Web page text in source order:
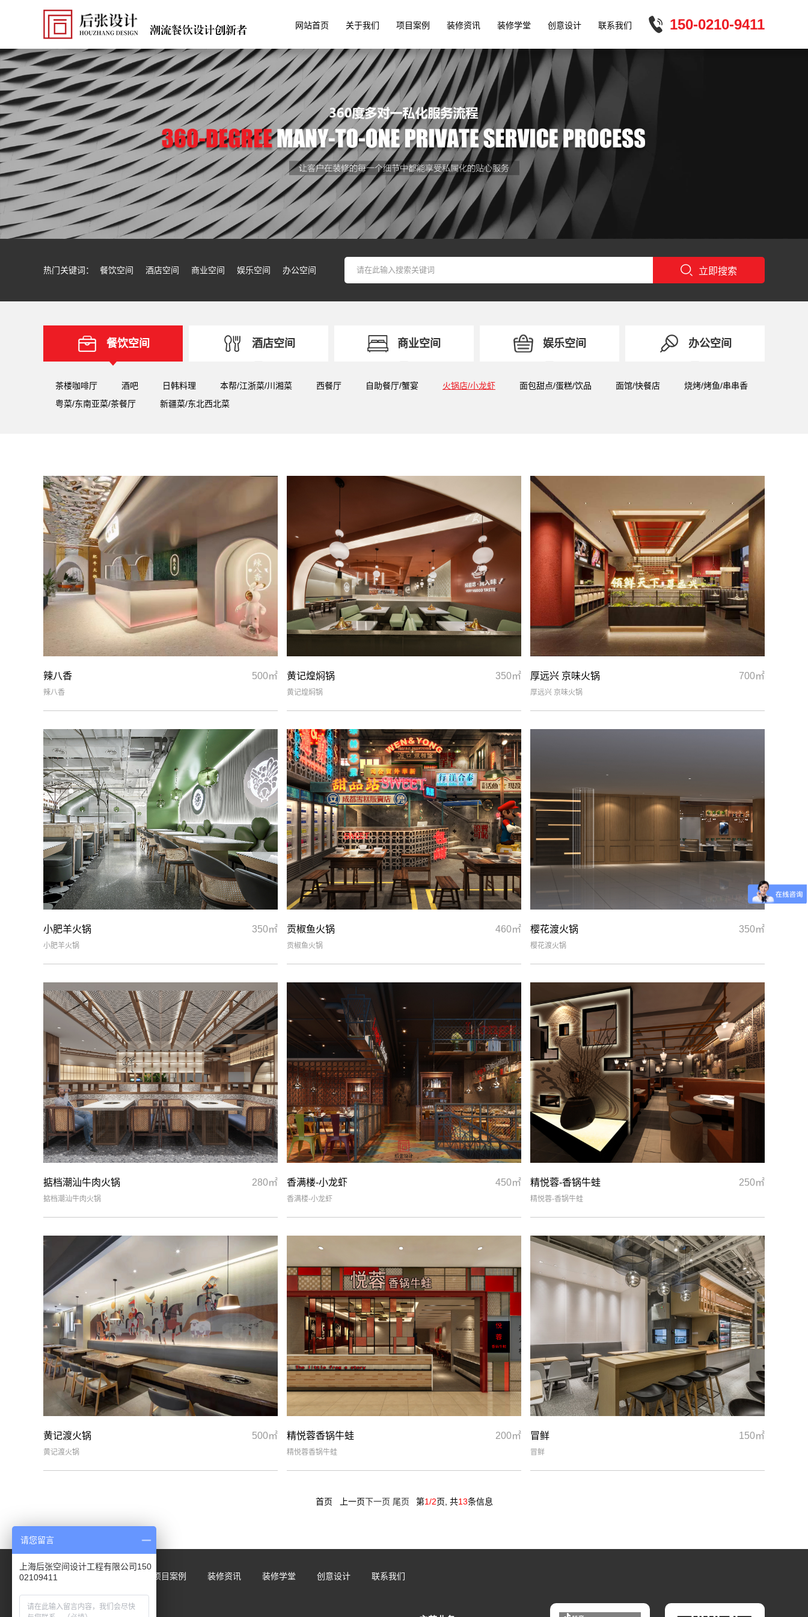
网站首页 关于我们 项目案例 装修资讯 装修学堂 创意设计 联系我们 150-0210-9411
立即搜索
热门关键词： 餐饮空间 酒店空间 商业空间 娱乐空间 办公空间
餐饮空间 酒店空间 商业空间 娱乐空间 办公空间
茶楼咖啡厅 酒吧 日韩料理 本帮/江浙菜/川湘菜 西餐厅 自助餐厅/蟹宴 火锅店/小龙虾 面包甜点/蛋糕/饮品 面馆/快餐店
烧烤/烤鱼/串串香
粤菜/东南亚菜/茶餐厅
新疆菜/东北西北菜
500㎡
辣八香
辣八香
350㎡
黄记煌焖锅
黄记煌焖锅
700㎡
厚远兴 京味火锅
厚远兴 京味火锅
350㎡
小肥羊火锅
小肥羊火锅
460㎡
贡椒鱼火锅
贡椒鱼火锅
350㎡
樱花渡火锅
樱花渡火锅
280㎡
掂档潮汕牛肉火锅
掂档潮汕牛肉火锅
450㎡
香满楼-小龙虾
香满楼-小龙虾
250㎡
精悦蓉-香锅牛蛙
精悦蓉-香锅牛蛙
500㎡
黄记渡火锅
黄记渡火锅
200㎡
精悦蓉香锅牛蛙
精悦蓉香锅牛蛙
150㎡
冒鲜
冒鲜
首页 上一页下一页 尾页 第1/2页, 共13条信息
网站首页 项目案例 装修资讯 装修学堂 创意设计 联系我们
请您留言
上海后张空间设计工程有限公司150
02109411